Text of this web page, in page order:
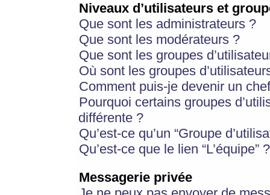
Niveaux d’utilisateurs et
Que sont les administrateurs ?
Que sont les modérateurs ?
Que sont les groupes
Où sont les groupes
Comment puis-je devenir un
Pourquoi certains groupes
différente ?
Qu’est-ce qu’un “Groupe
Qu’est-ce que le lien “L’équipe” ?
Messagerie privée